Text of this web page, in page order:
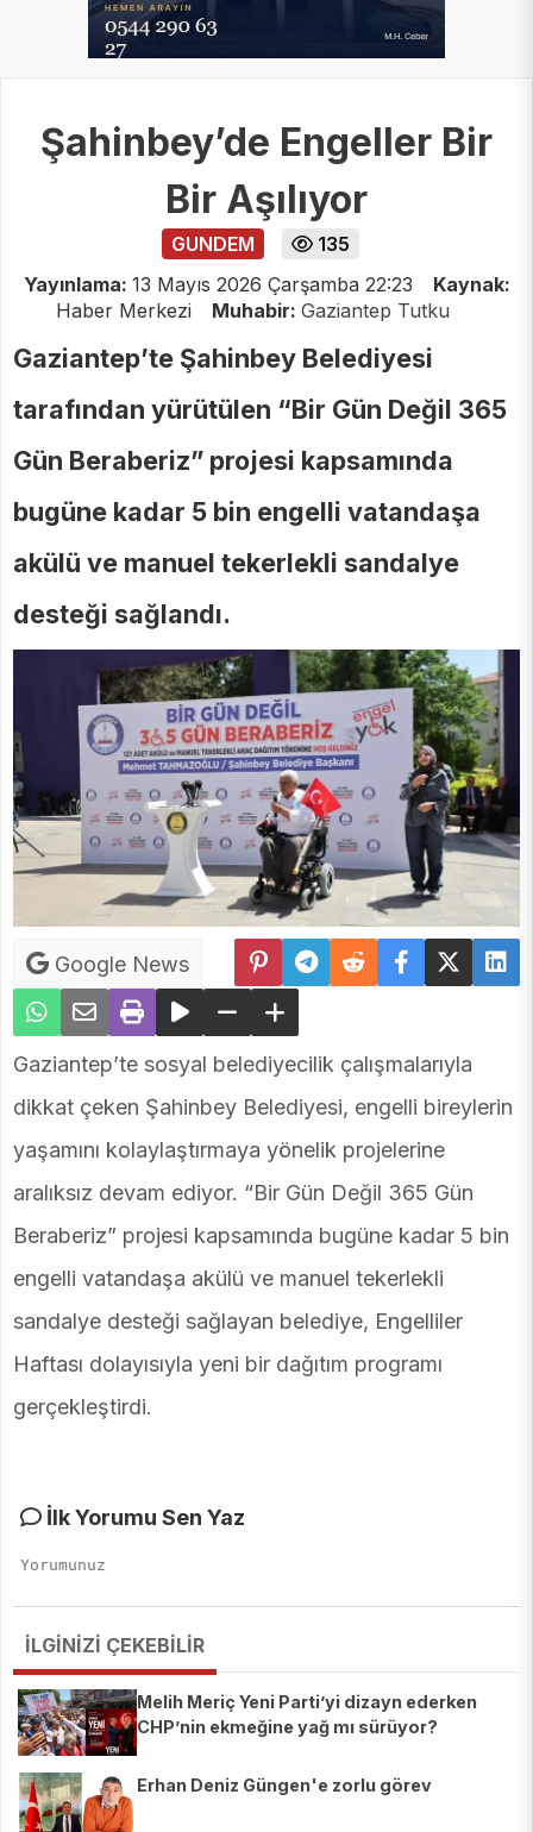
Şahinbey’de Engeller Bir
Bir Aşılıyor
GUNDEM
135
Yayınlama: 13 Mayıs 2026 Çarşamba 22:23
Kaynak:
Haber Merkezi
Muhabir: Gaziantep Tutku
Gaziantep’te Şahinbey Belediyesi
tarafından yürütülen “Bir Gün Değil 365
Gün Beraberiz” projesi kapsamında
bugüne kadar 5 bin engelli vatandaşa
akülü ve manuel tekerlekli sandalye
desteği sağlandı.
Google News
Gaziantep’te sosyal belediyecilik çalışmalarıyla
dikkat çeken Şahinbey Belediyesi, engelli bireylerin
yaşamını kolaylaştırmaya yönelik projelerine
aralıksız devam ediyor. “Bir Gün Değil 365 Gün
Beraberiz” projesi kapsamında bugüne kadar 5 bin
engelli vatandaşa akülü ve manuel tekerlekli
sandalye desteği sağlayan belediye, Engelliler
Haftası dolayısıyla yeni bir dağıtım programı
gerçekleştirdi.
İlk Yorumu Sen Yaz
İLGİNİZİ ÇEKEBİLİR
Melih Meriç Yeni Parti’yi dizayn ederken
CHP’nin ekmeğine yağ mı sürüyor?
Erhan Deniz Güngen'e zorlu görev